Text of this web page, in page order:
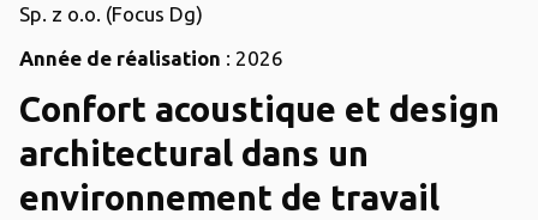
Sp. z o.o. (Focus Dg)
Année de réalisation : 2026
Confort acoustique et design
architectural dans un
environnement de travail